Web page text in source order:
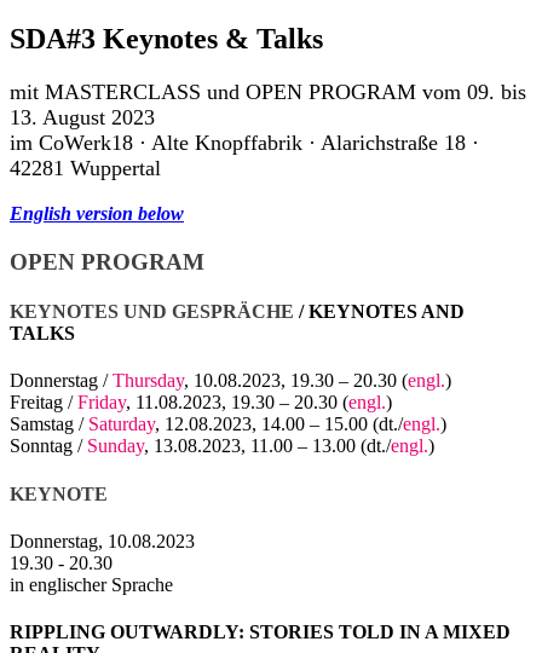
SDA#3 Keynotes & Talks
mit MASTERCLASS und OPEN PROGRAM vom 09. bis
13. August 2023
im CoWerk18 · Alte Knopffabrik · Alarichstraße 18 ·
42281 Wuppertal
English version below
OPEN PROGRAM
KEYNOTES UND GESPRÄCHE / KEYNOTES AND
TALKS
Donnerstag /Thursday, 10.08.2023, 19.30 – 20.30 (engl.)
Freitag /Friday, 11.08.2023, 19.30 – 20.30 (engl.)
Samstag / Saturday, 12.08.2023, 14.00 – 15.00 (dt./engl.)
Sonntag / Sunday, 13.08.2023, 11.00 – 13.00 (dt./engl.)
KEYNOTE
Donnerstag, 10.08.2023
19.30 - 20.30
in englischer Sprache
RIPPLING OUTWARDLY: STORIES TOLD IN A MIXED